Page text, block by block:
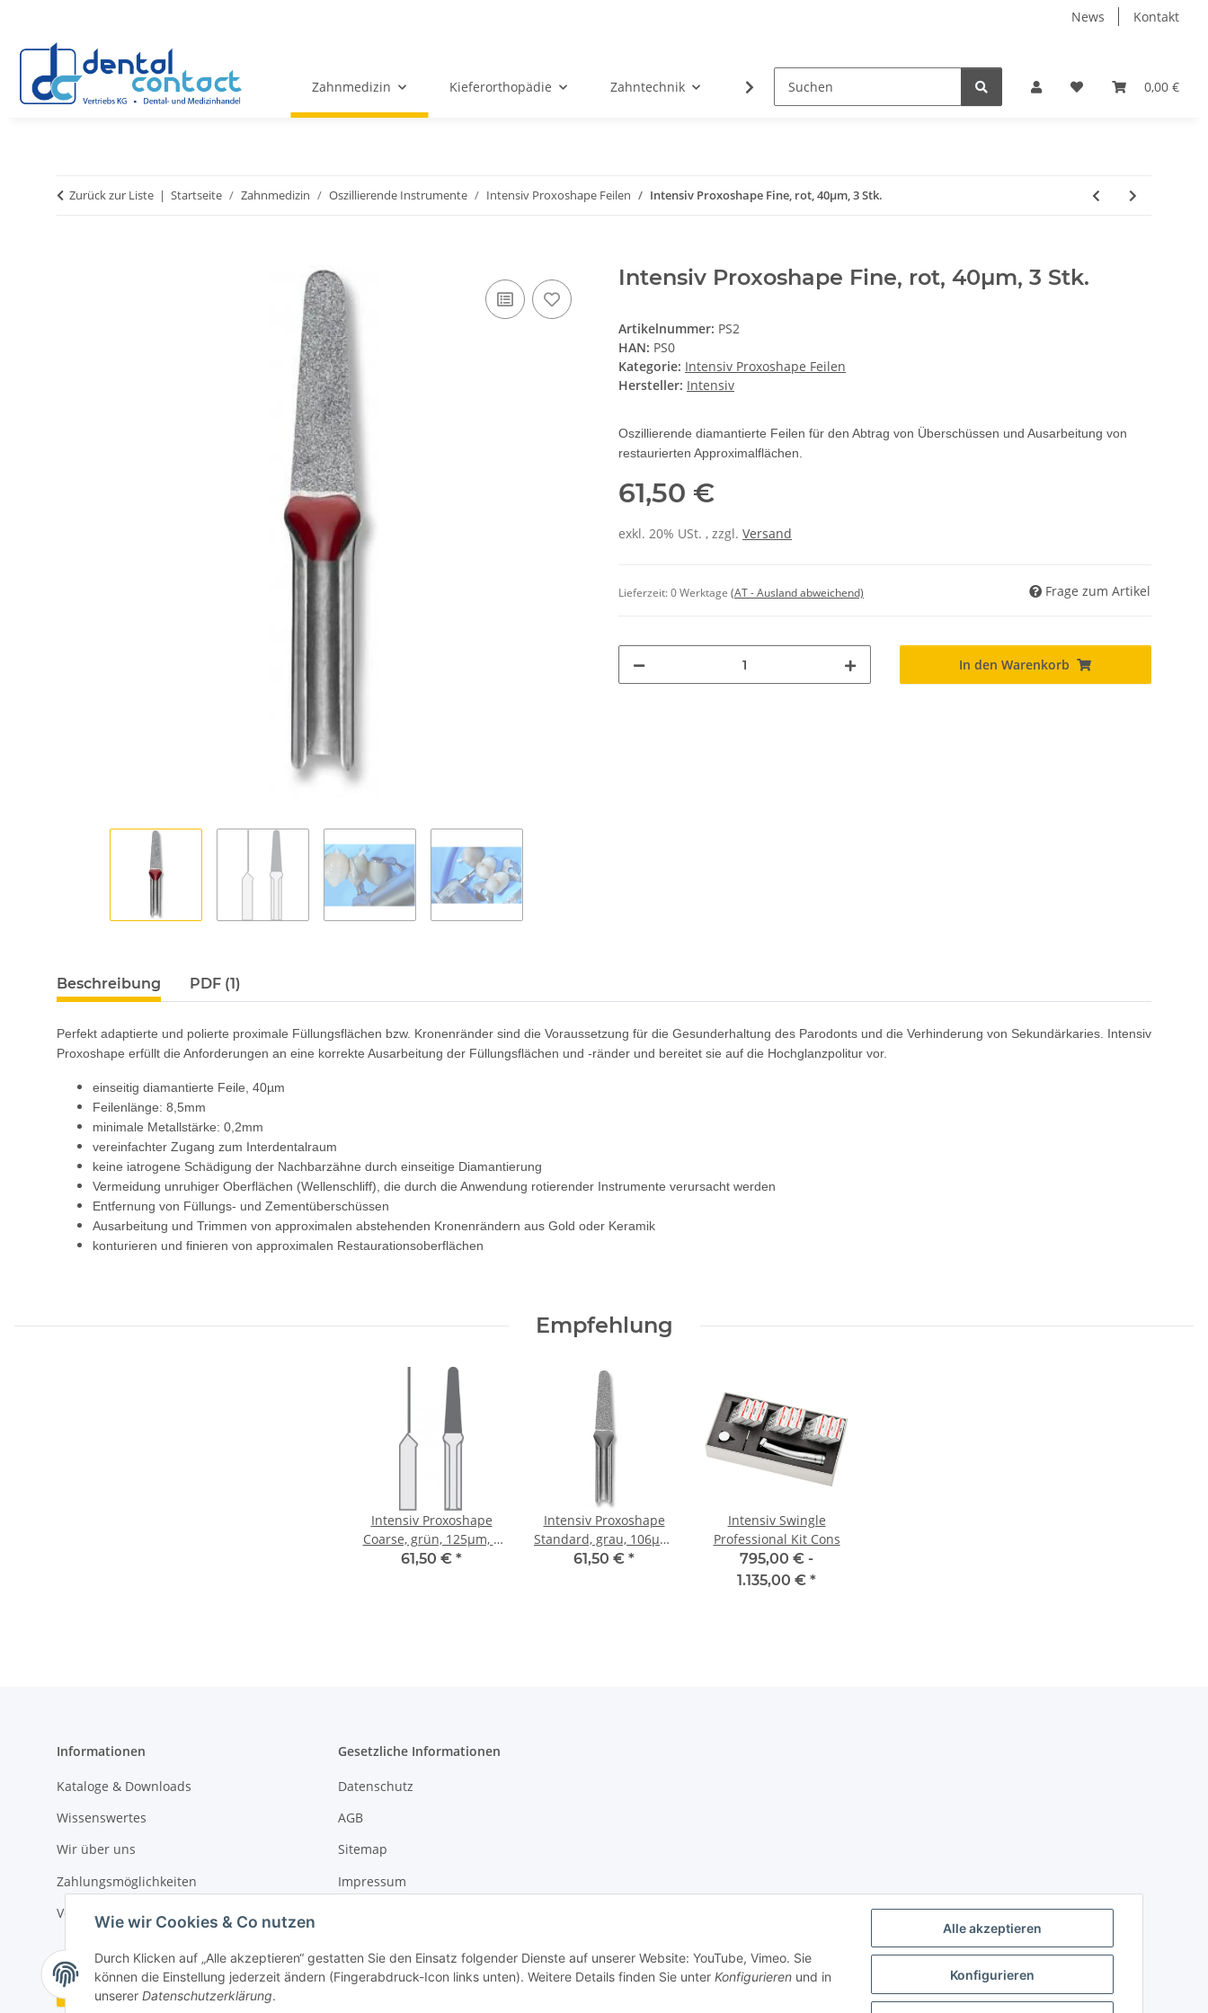
Alle akzeptieren
Konfigurieren
Wie wir Cookies & Co nutzen
Durch Klicken auf „Alle akzeptieren“ gestatten Sie den Einsatz folgender Dienste auf unserer Website: YouTube, Vimeo. Sie
können die Einstellung jederzeit ändern (Fingerabdruck-Icon links unten). Weitere Details finden Sie unter Konfigurieren und in
unserer Datenschutzerklärung.
News Kontakt
0,00 €
Zahnmedizin Kieferorthopädie Zahntechnik Oral-Chirurgie Sterilisations- und Reinigungsüberwachung
Zurück zur Liste Startseite Zahnmedizin Oszillierende Instrumente Intensiv Proxoshape Feilen Intensiv Proxoshape Fine, rot, 40µm, 3 Stk.
Intensiv Proxoshape Fine, rot, 40µm, 3 Stk.
Artikelnummer: PS2
HAN: PS0
Kategorie: Intensiv Proxoshape Feilen
Hersteller: Intensiv
Oszillierende diamantierte Feilen für den Abtrag von Überschüssen und Ausarbeitung von
restaurierten Approximalflächen.
61,50 €
exkl. 20% USt. , zzgl. Versand
Lieferzeit:0 Werktage (AT - Ausland abweichend) Frage zum Artikel
In den Warenkorb
Beschreibung PDF (1)
Perfekt adaptierte und polierte proximale Füllungsflächen bzw. Kronenränder sind die Voraussetzung für die Gesunderhaltung des Parodonts und die Verhinderung von Sekundärkaries. Intensiv
Proxoshape erfüllt die Anforderungen an eine korrekte Ausarbeitung der Füllungsflächen und -ränder und bereitet sie auf die Hochglanzpolitur vor.
einseitig diamantierte Feile, 40µm
Feilenlänge: 8,5mm
minimale Metallstärke: 0,2mm
vereinfachter Zugang zum Interdentalraum
keine iatrogene Schädigung der Nachbarzähne durch einseitige Diamantierung
Vermeidung unruhiger Oberflächen (Wellenschliff), die durch die Anwendung rotierender Instrumente verursacht werden
Entfernung von Füllungs- und Zementüberschüssen
Ausarbeitung und Trimmen von approximalen abstehenden Kronenrändern aus Gold oder Keramik
konturieren und finieren von approximalen Restaurationsoberflächen
Empfehlung
Intensiv Proxoshape
Coarse, grün, 125µm, 3
Stk.
61,50 € *
Intensiv Proxoshape
Standard, grau, 106µm,
3 Stk.
61,50 € *
Intensiv Swingle
Professional Kit Cons
795,00 € -
1.135,00 € *
Informationen
Kataloge & Downloads
Wissenswertes
Wir über uns
Zahlungsmöglichkeiten
Versandinformationen
Gesetzliche Informationen
Datenschutz
AGB
Sitemap
Impressum
Vertrag widerrufen